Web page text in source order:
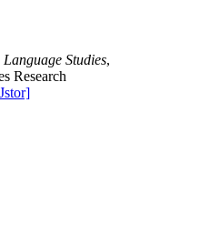
Studies,
Research